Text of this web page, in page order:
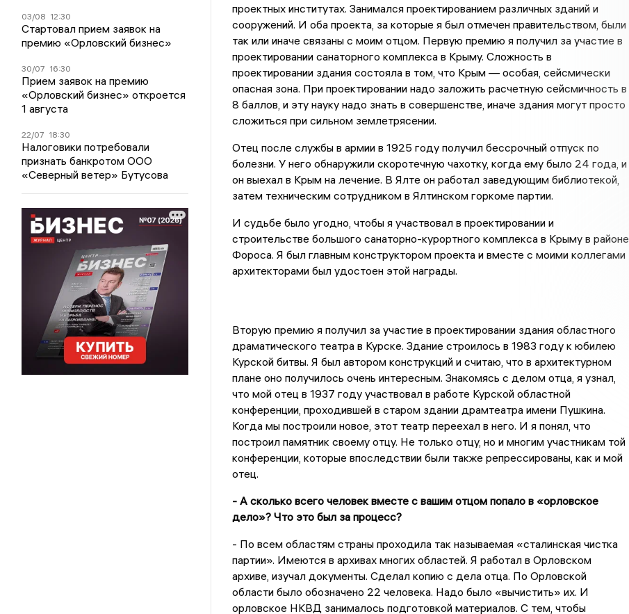
03/08 12:30
Стартовал прием заявок на
премию «Орловский бизнес»
30/07 16:30
Прием заявок на премию
«Орловский бизнес» откроется
1 августа
22/07 18:30
Налоговики потребовали
признать банкротом ООО
«Северный ветер» Бутусова
проектных институтах. Занимался проектированием различных зданий и
сооружений. И оба проекта, за которые я был отмечен правительством, были
так или иначе связаны с моим отцом. Первую премию я получил за участие в
проектировании санаторного комплекса в Крыму. Сложность в
проектировании здания состояла в том, что Крым — особая, сейсмически
опасная зона. При проектировании надо заложить расчетную сейсмичность в
8 баллов, и эту науку надо знать в совершенстве, иначе здания могут просто
сложиться при сильном землетрясении.
Отец после службы в армии в 1925 году получил бессрочный отпуск по
болезни. У него обнаружили скоротечную чахотку, когда ему было 24 года, и
он выехал в Крым на лечение. В Ялте он работал заведующим библиотекой,
затем техническим сотрудником в Ялтинском горкоме партии.
И судьбе было угодно, чтобы я участвовал в проектировании и
строительстве большого санаторно-курортного комплекса в Крыму в районе
Фороса. Я был главным конструктором проекта и вместе с моими коллегами
архитекторами был удостоен этой награды.
Вторую премию я получил за участие в проектировании здания областного
драматического театра в Курске. Здание строилось в 1983 году к юбилею
Курской битвы. Я был автором конструкций и считаю, что в архитектурном
плане оно получилось очень интересным. Знакомясь с делом отца, я узнал,
что мой отец в 1937 году участвовал в работе Курской областной
конференции, проходившей в старом здании драмтеатра имени Пушкина.
Когда мы построили новое, этот театр переехал в него. И я понял, что
построил памятник своему отцу. Не только отцу, но и многим участникам той
конференции, которые впоследствии были также репрессированы, как и мой
отец.
- А сколько всего человек вместе с вашим отцом попало в «орловское
дело»? Что это был за процесс?
- По всем областям страны проходила так называемая «сталинская чистка
партии». Имеются в архивах многих областей. Я работал в Орловском
архиве, изучал документы. Сделал копию с дела отца. По Орловской
области было обозначено 22 человека. Надо было «вычистить» их. И
орловское НКВД занималось подготовкой материалов. С тем, чтобы